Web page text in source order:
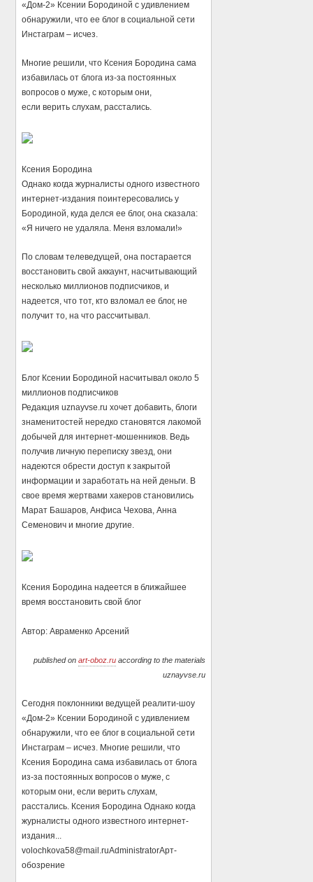
«Дом-2» Ксении Бородиной с удивлением
обнаружили, что ее блог в социальной сети
Инстаграм – исчез.
Многие решили, что Ксения Бородина сама
избавилась от блога из-за постоянных
вопросов о муже, с которым они,
если верить слухам, расстались.
Ксения Бородина
Однако когда журналисты одного известного
интернет-издания поинтересовались у
Бородиной, куда делся ее блог, она сказала:
«Я ничего не удаляла. Меня взломали!»
По словам телеведущей, она постарается
восстановить свой аккаунт, насчитывающий
несколько миллионов подписчиков, и
надеется, что тот, кто взломал ее блог, не
получит то, на что рассчитывал.
Блог Ксении Бородиной насчитывал около 5
миллионов подписчиков
Редакция uznayvse.ru хочет добавить, блоги
знаменитостей нередко становятся лакомой
добычей для интернет-мошенников. Ведь
получив личную переписку звезд, они
надеются обрести доступ к закрытой
информации и заработать на ней деньги. В
свое время жертвами хакеров становились
Марат Башаров, Анфиса Чехова, Анна
Семенович и многие другие.
Ксения Бородина надеется в ближайшее
время восстановить свой блог
Автор: Авраменко Арсений
published on art-oboz.ruaccording to the materials
uznayvse.ru
Сегодня поклонники ведущей реалити-шоу
«Дом-2» Ксении Бородиной с удивлением
обнаружили, что ее блог в социальной сети
Инстаграм – исчез. Многие решили, что
Ксения Бородина сама избавилась от блога
из-за постоянных вопросов о муже, с
которым они, если верить слухам,
расстались. Ксения Бородина Однако когда
журналисты одного известного интернет-
издания...
volochkova58@mail.ruAdministratorАрт-
обозрение